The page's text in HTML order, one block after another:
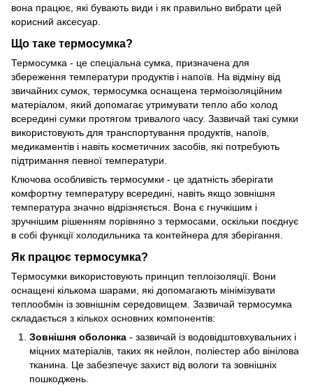
вона працює, які бувають види і як правильно вибрати цей
корисний аксесуар.
Що таке термосумка?
Термосумка - це спеціальна сумка, призначена для
збереження температури продуктів і напоїв. На відміну від
звичайних сумок, термосумка оснащена термоізоляційним
матеріалом, який допомагає утримувати тепло або холод
всередині сумки протягом тривалого часу. Зазвичай такі сумки
використовують для транспортування продуктів, напоїв,
медикаментів і навіть косметичних засобів, які потребують
підтримання певної температури.
Ключова особливість термосумки - це здатність зберігати
комфортну температуру всередині, навіть якщо зовнішня
температура значно відрізняється. Вона є гнучкішим і
зручнішим рішенням порівняно з термосами, оскільки поєднує
в собі функції холодильника та контейнера для зберігання.
Як працює термосумка?
Термосумки використовують принцип теплоізоляції. Вони
оснащені кількома шарами, які допомагають мінімізувати
теплообмін із зовнішнім середовищем. Зазвичай термосумка
складається з кількох основних компонентів:
Зовнішня оболонка - зазвичай із водовідштовхувальних і
міцних матеріалів, таких як нейлон, поліестер або вінілова
тканина. Це забезпечує захист від вологи та зовнішніх
пошкоджень.